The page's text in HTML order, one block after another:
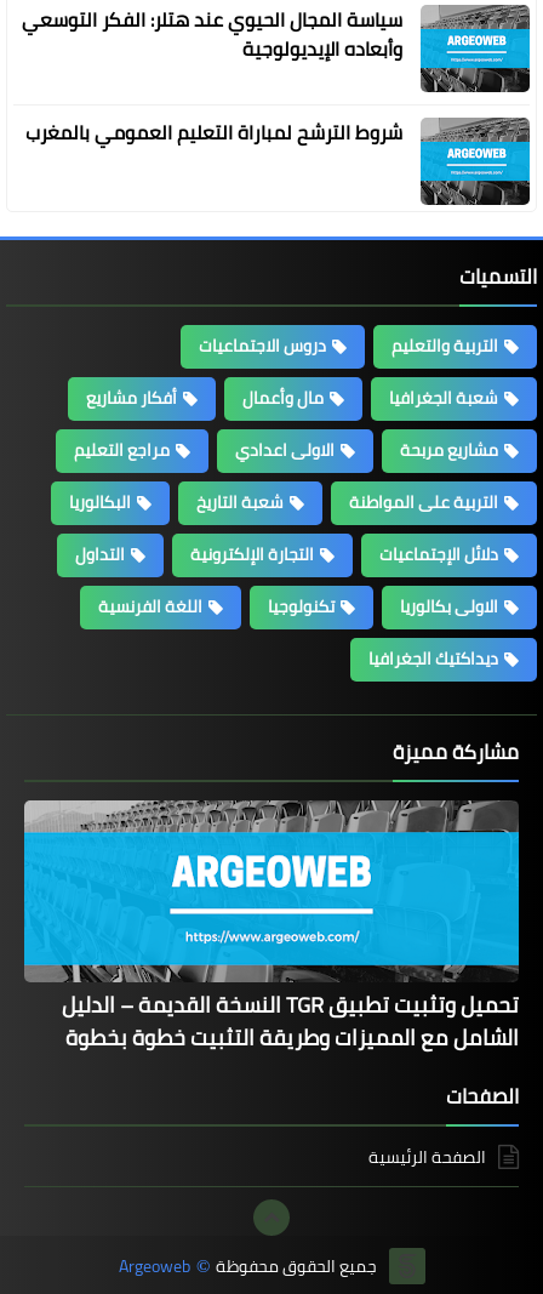
سياسة المجال الحيوي عند هتلر: الفكر التوسعي
وأبعاده الإيديولوجية
شروط الترشح لمباراة التعليم العمومي بالمغرب
التسميات
التربية والتعليم
دروس الاجتماعيات
شعبة الجغرافيا
مال وأعمال
أفكار مشاريع
مشاريع مربحة
الاولى اعدادي
مراجع التعليم
التربية على المواطنة
شعبة التاريخ
البكالوريا
دلائل الإجتماعيات
التجارة الإلكترونية
التداول
الاولى بكالوريا
تكنولوجيا
اللغة الفرنسية
ديداكتيك الجغرافيا
مشاركة مميزة
تحميل وتثبيت تطبيق TGR النسخة القديمة – الدليل
الشامل مع المميزات وطريقة التثبيت خطوة بخطوة
الصفحات
الصفحة الرئيسية
جميع الحقوق محفوظة ©
Argeoweb